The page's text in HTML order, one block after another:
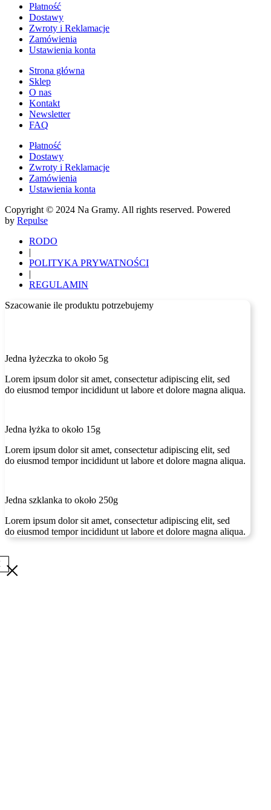
Płatność
Dostawy
Zwroty i Reklamacje
Zamówienia
Ustawienia konta
Strona główna
Sklep
O nas
Kontakt
Newsletter
FAQ
Płatność
Dostawy
Zwroty i Reklamacje
Zamówienia
Ustawienia konta
Copyright © 2024 Na Gramy. All rights reserved. Powered
by Repulse
RODO
|
POLITYKA PRYWATNOŚCI
|
REGULAMIN
Szacowanie ile produktu potrzebujemy
Jedna łyżeczka to około 5g
Lorem ipsum dolor sit amet, consectetur adipiscing elit, sed
do eiusmod tempor incididunt ut labore et dolore magna aliqua.
Jedna łyżka to około 15g
Lorem ipsum dolor sit amet, consectetur adipiscing elit, sed
do eiusmod tempor incididunt ut labore et dolore magna aliqua.
Jedna szklanka to około 250g
Lorem ipsum dolor sit amet, consectetur adipiscing elit, sed
do eiusmod tempor incididunt ut labore et dolore magna aliqua.